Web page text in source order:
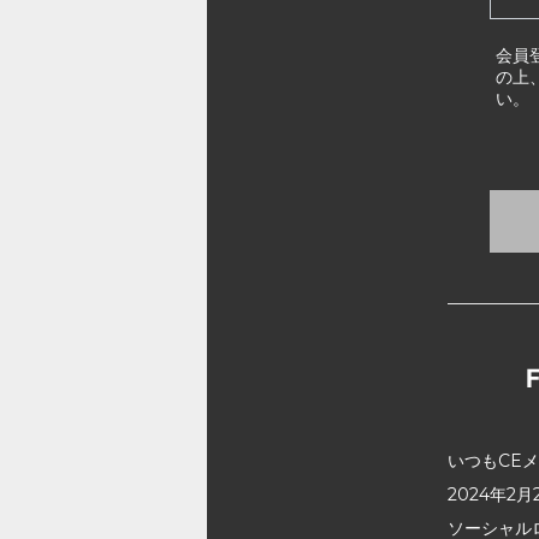
会員
の上
い。
いつもCE
2024年2月
ソーシャ